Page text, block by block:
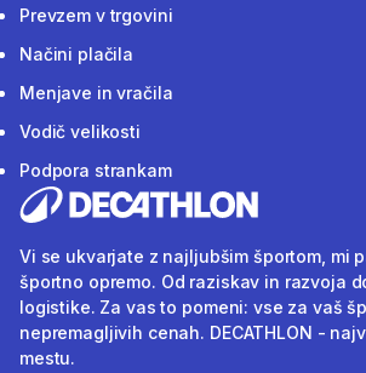
Prevzem v trgovini
Načini plačila
Menjave in vračila
Vodič velikosti
Podpora strankam
Vi se ukvarjate z najljubšim športom, mi
športno opremo. Od raziskav in razvoja
logistike. Za vas to pomeni: vse za vaš
nepremagljivih cenah. DECATHLON -
mestu.